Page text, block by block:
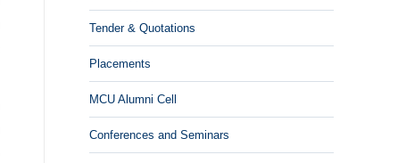
Tender & Quotations
Placements
MCU Alumni Cell
Conferences and Seminars